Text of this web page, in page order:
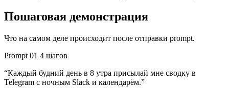
Пошаговая демонстрация
Что на самом деле происходит после отправки prompt.
Prompt 01 4 шагов
“Каждый будний день в 8 утра присылай мне сводку в
Telegram с ночным Slack и календарём.”